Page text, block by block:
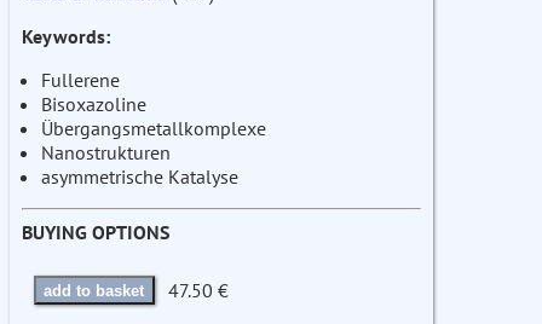
Keywords:
Fullerene
Bisoxazoline
Übergangsmetallkomplexe
Nanostrukturen
asymmetrische Katalyse
BUYING OPTIONS
add to basket 47.50 €